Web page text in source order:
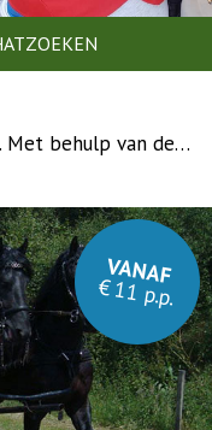
Met behulp van de…
VANAF
€ 11 p.p.